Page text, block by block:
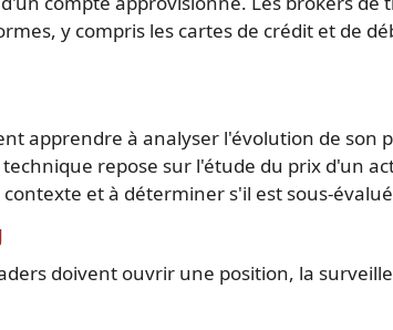
y compris les cartes de crédit et de
apprendre à analyser l'évolution de son
repose sur l'étude du prix d'un
et à déterminer s'il est sous-
doivent ouvrir une position, la